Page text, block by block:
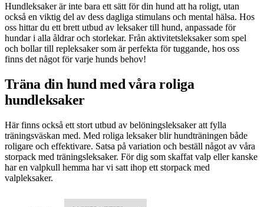
Hundleksaker är inte bara ett sätt för din hund att ha roligt, utan
också en viktig del av dess dagliga stimulans och mental hälsa. Hos
oss hittar du ett brett utbud av leksaker till hund, anpassade för
hundar i alla åldrar och storlekar. Från aktivitetsleksaker som spel
och bollar till repleksaker som är perfekta för tuggande, hos oss
finns det något för varje hunds behov!
Träna din hund med våra roliga
hundleksaker
Här finns också ett stort utbud av belöningsleksaker att fylla
träningsväskan med. Med roliga leksaker blir hundträningen både
roligare och effektivare. Satsa på variation och beställ något av våra
storpack med träningsleksaker. För dig som skaffat valp eller kanske
har en valpkull hemma har vi satt ihop ett storpack med
valpleksaker.